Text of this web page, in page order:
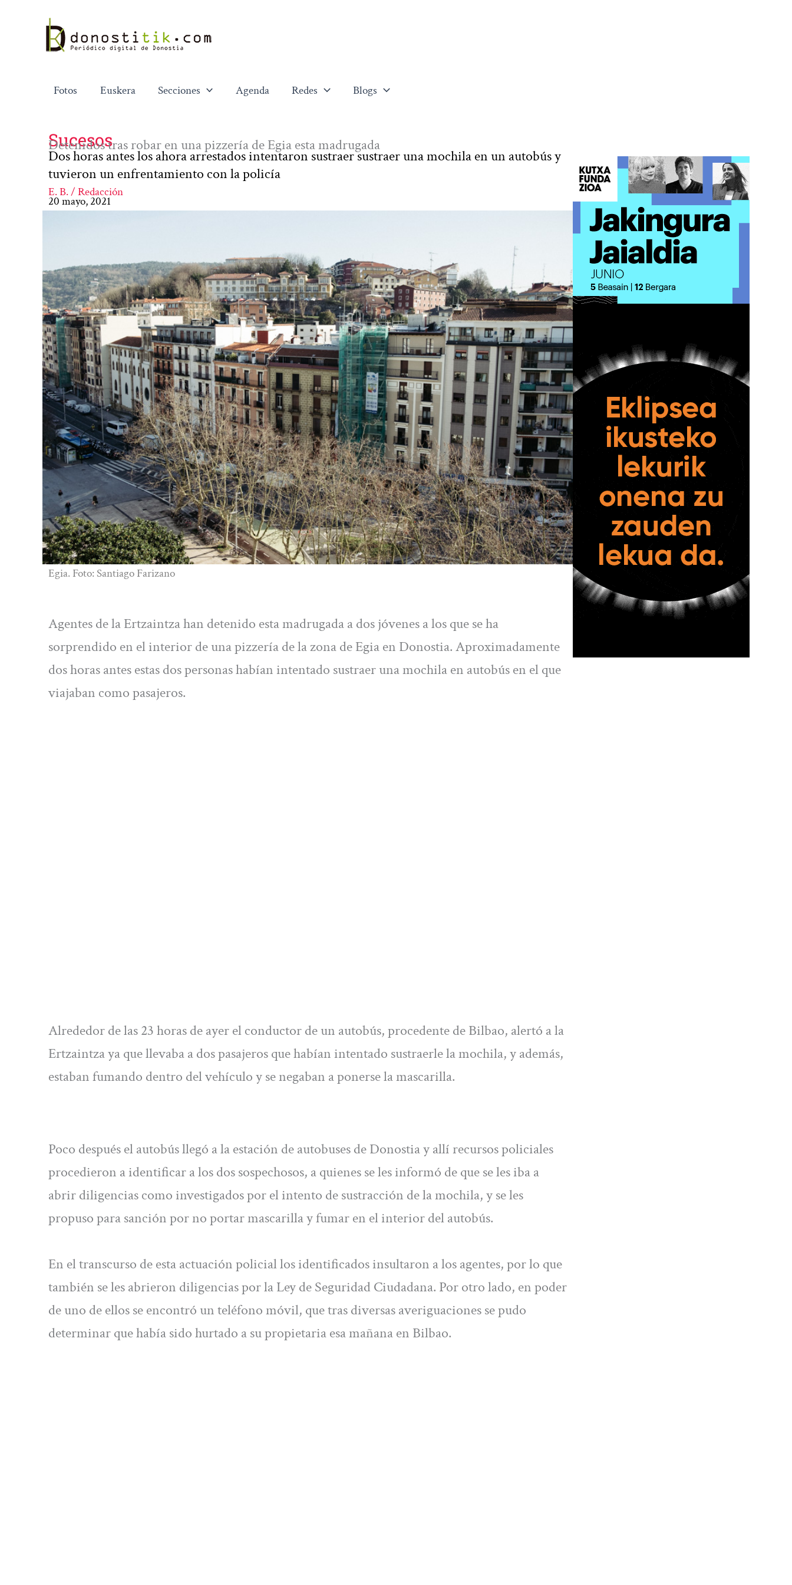
contenido
Fotos Euskera Secciones Agenda Redes Blogs
Sucesos
Detenidos tras robar en una pizzería de Egia esta madrugada
Dos horas antes los ahora arrestados intentaron sustraer sustraer una mochila en un autobús y
tuvieron un enfrentamiento con la policía
E. B. / Redacción
20 mayo, 2021
Egia. Foto: Santiago Farizano
Agentes de la Ertzaintza han detenido esta madrugada a dos jóvenes a los que se ha
sorprendido en el interior de una pizzería de la zona de Egia en Donostia. Aproximadamente
dos horas antes estas dos personas habían intentado sustraer una mochila en autobús en el que
viajaban como pasajeros.
Alrededor de las 23 horas de ayer el conductor de un autobús, procedente de Bilbao, alertó a la
Ertzaintza ya que llevaba a dos pasajeros que habían intentado sustraerle la mochila, y además,
estaban fumando dentro del vehículo y se negaban a ponerse la mascarilla.
Poco después el autobús llegó a la estación de autobuses de Donostia y allí recursos policiales
procedieron a identificar a los dos sospechosos, a quienes se les informó de que se les iba a
abrir diligencias como investigados por el intento de sustracción de la mochila, y se les
propuso para sanción por no portar mascarilla y fumar en el interior del autobús.
En el transcurso de esta actuación policial los identificados insultaron a los agentes, por lo que
también se les abrieron diligencias por la Ley de Seguridad Ciudadana. Por otro lado, en poder
de uno de ellos se encontró un teléfono móvil, que tras diversas averiguaciones se pudo
determinar que había sido hurtado a su propietaria esa mañana en Bilbao.